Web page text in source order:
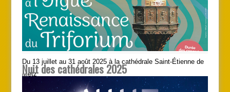
Du 13 juillet au 31 août 2025 à la cathédrale Saint-Étienne de
Metz
Nuit des cathédrales 2025